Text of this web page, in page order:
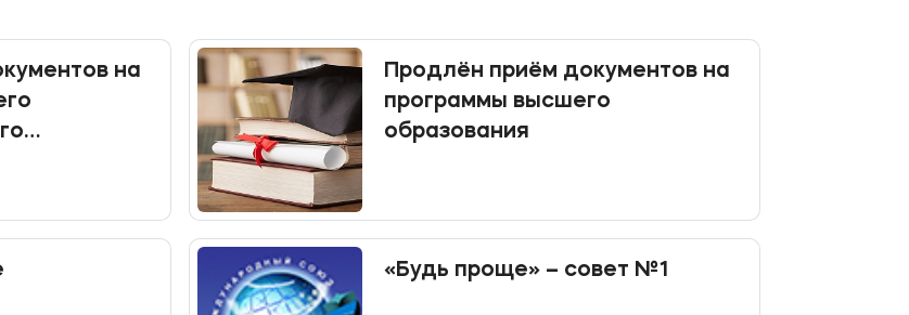
на
Продлён приём документов на
программы высшего
образования
«Будь проще» – совет №1